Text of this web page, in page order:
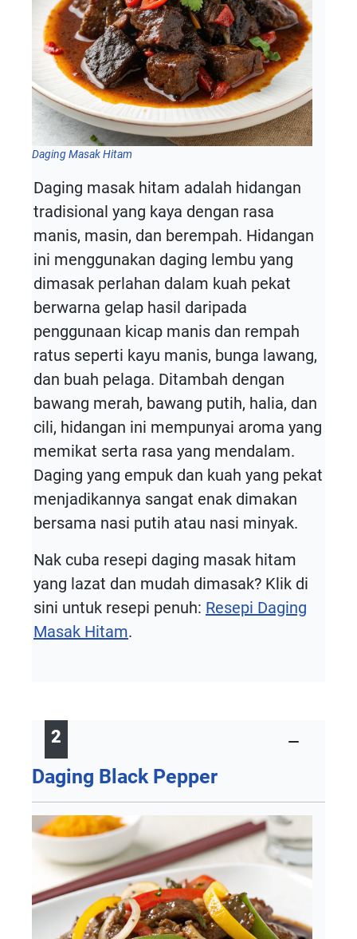
Daging Masak Hitam
Daging masak hitam adalah hidangan
tradisional yang kaya dengan rasa
manis, masin, dan berempah. Hidangan
ini menggunakan daging lembu yang
dimasak perlahan dalam kuah pekat
berwarna gelap hasil daripada
penggunaan kicap manis dan rempah
ratus seperti kayu manis, bunga lawang,
dan buah pelaga. Ditambah dengan
bawang merah, bawang putih, halia, dan
cili, hidangan ini mempunyai aroma yang
memikat serta rasa yang mendalam.
Daging yang empuk dan kuah yang pekat
menjadikannya sangat enak dimakan
bersama nasi putih atau nasi minyak.
Nak cuba resepi daging masak hitam
yang lazat dan mudah dimasak? Klik di
sini untuk resepi penuh: Resepi Daging
Masak Hitam.
2
Daging Black Pepper